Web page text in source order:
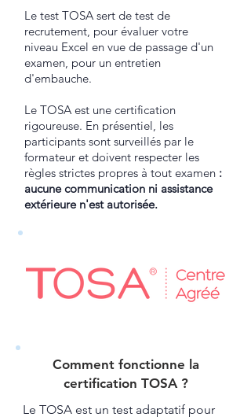
Le test TOSA sert de test de
recrutement, pour évaluer votre
niveau Excel en vue de passage d'un
examen, pour un entretien
d'embauche.
Le TOSA est une certification
rigoureuse. En présentiel, les
participants sont surveillés par le
formateur et doivent respecter les
règles strictes propres à tout examen :
aucune communication ni assistance
extérieure n'est autorisée.
Comment fonctionne la
certification TOSA ?​
Le TOSA est un test adaptatif pour